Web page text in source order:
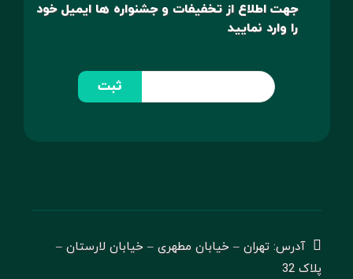
جهت اطلاع از تخفیفات و جشنواره ها ایمیل خود
را وارد نمایید
ثبت
آدرس: تهران – خیابان مطهری – خیابان لارستان –
پلاک 32